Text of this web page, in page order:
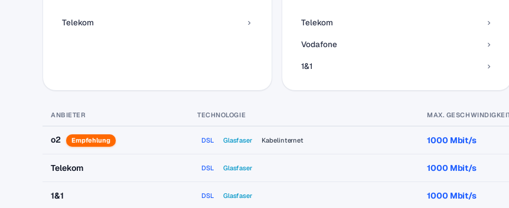
Telekom Telekom
Vodafone
1&1
ANBIETER TECHNOLOGIE MAX.
o2 Empfehlung DSL Glasfaser Kabelinternet 1000 Mbit/s
Telekom DSL Glasfaser 1000 Mbit/s
1&1 DSL Glasfaser 1000 Mbit/s